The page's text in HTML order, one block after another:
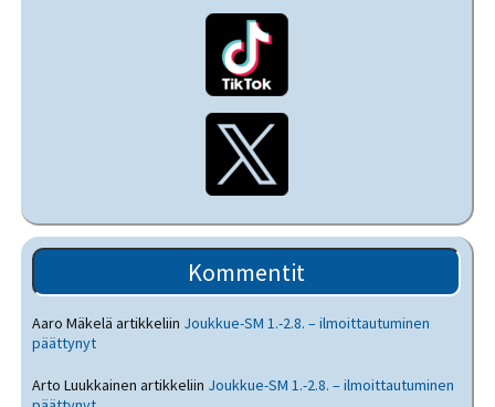
Kommentit
Aaro Mäkelä artikkeliin Joukkue-SM 1.-2.8. – ilmoittautuminen
päättynyt
Arto Luukkainen artikkeliin Joukkue-SM 1.-2.8. – ilmoittautuminen